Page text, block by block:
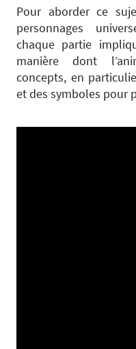
Pour aborder ce
personnages
chaque partie
manière dont
concepts, en
et des symboles pour